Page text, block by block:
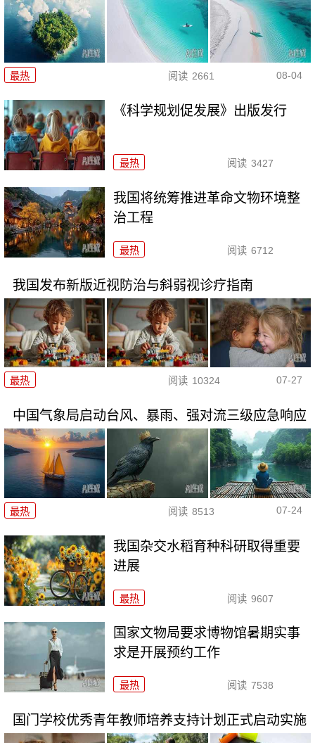
最热 阅读 2661 08-04
《科学规划促发展》出版发行
最热 阅读 3427
我国将统筹推进革命文物环境整
治工程
最热 阅读 6712
我国发布新版近视防治与斜弱视诊疗指南
最热 阅读 10324 07-27
中国气象局启动台风、暴雨、强对流三级应急响应
最热 阅读 8513 07-24
我国杂交水稻育种科研取得重要
进展
最热 阅读 9607
国家文物局要求博物馆暑期实事
求是开展预约工作
最热 阅读 7538
国门学校优秀青年教师培养支持计划正式启动实施